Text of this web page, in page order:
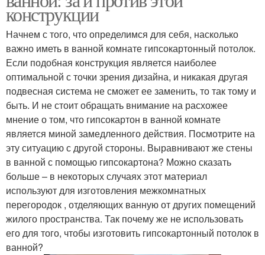
конструкции
Начнем с того, что определимся для себя, насколько
важно иметь в ванной комнате гипсокартонный потолок.
Если подобная конструкция является наиболее
оптимальной с точки зрения дизайна, и никакая другая
подвесная система не сможет ее заменить, то так тому и
быть. И не стоит обращать внимание на расхожее
мнение о том, что гипсокартон в ванной комнате
является миной замедленного действия. Посмотрите на
эту ситуацию с другой стороны. Выравнивают же стены
в ванной с помощью гипсокартона? Можно сказать
больше – в некоторых случаях этот материал
используют для изготовления межкомнатных
перегородок , отделяющих ванную от других помещений
жилого пространства. Так почему же не использовать
его для того, чтобы изготовить гипсокартонный потолок в
ванной?